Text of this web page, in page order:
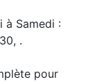
à Samedi :
.
pour